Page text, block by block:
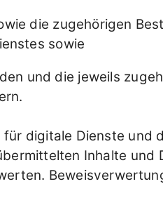
die zugehörigen
sowie
und die jeweils
für digitale Dienste und
Inhalte und